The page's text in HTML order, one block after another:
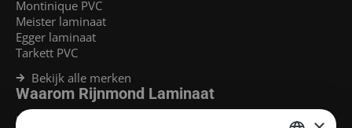
Montinique PVC
Meister laminaat
Egger laminaat
Tarkett PVC
Bekijk alle merken
Waarom Rijnmond Laminaat
Legservice